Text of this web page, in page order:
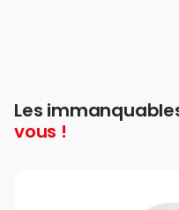
Les
vous !